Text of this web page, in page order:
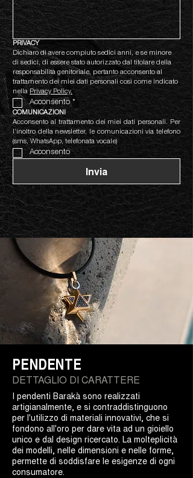
PRIVACY
Dichiaro di avere compiuto sedici anni, e se minore
di sedici, di essere stato autorizzato dal titolare della
responsabilità genitoriale, pertanto acconsento al
trattamento dei miei dati personali così come indicato
nella Privacy Policy.
Acconsento *
COMUNICAZIONI
Acconsento al trattamento dei miei dati personali. Per
l’inoltro della newsletter, le comunicazioni via telefono
(sms, WhatsApp, telefonata vocale)
Acconsento
Invia
PENDENTE
DETTAGLIO DI CARATTERE
I pendenti Barakà sono realizzati
artigianalmente, e si contraddistinguono
per l'utilizzo di materiali innovativi, che si
fondono all'oro per dare vita ad un gioiello
unico e dal design ricercato. La molteplicità
dei modelli, nelle dimensioni e nelle forme,
permette di soddisfare le esigenze di ogni
consumatore.